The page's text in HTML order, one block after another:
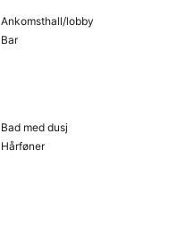
Ankomsthall/lobby
Bar
Bad med dusj
Hårføner